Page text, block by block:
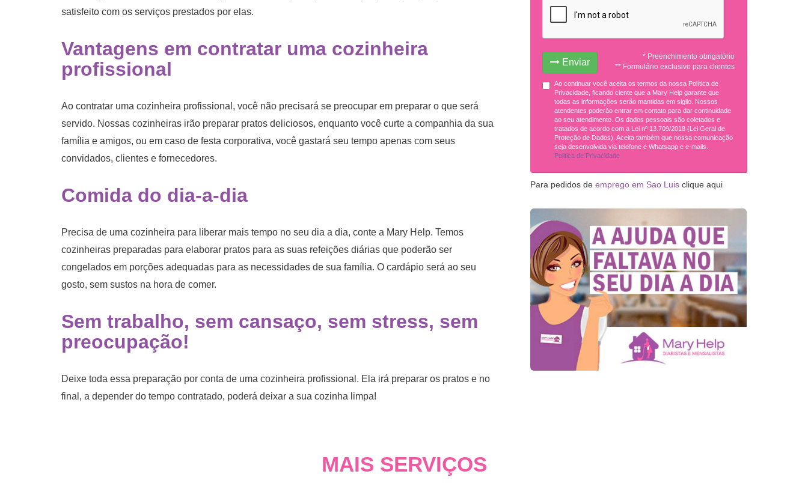
satisfeito com os serviços prestados por elas.
Vantagens em contratar uma cozinheira
profissional
Ao contratar uma cozinheira profissional, você não precisará se preocupar em preparar o que será
servido. Nossas cozinheiras irão preparar pratos deliciosos, enquanto você curte a companhia da sua
família e amigos, ou em caso de festa corporativa, você gastará seu tempo apenas com seus
convidados, clientes e fornecedores.
Comida do dia-a-dia
Precisa de uma cozinheira para liberar mais tempo no seu dia a dia, conte a Mary Help. Temos
cozinheiras preparadas para elaborar pratos para as suas refeições diárias que poderão ser
congelados em porções adequadas para as necessidades de sua família. O cardápio será ao seu
gosto, sem sustos na hora de comer.
Sem trabalho, sem cansaço, sem stress, sem
preocupação!
Deixe toda essa preparação por conta de uma cozinheira profissional. Ela irá preparar os pratos e no
final, a depender do tempo contratado, poderá deixar a sua cozinha limpa!
Enviar
* Preenchimento obrigatório
** Formulário exclusivo para clientes
Ao continuar você aceita os termos da nossa Política de
Privacidade, ficando ciente que a Mary Help garante que
todas as informações serão mantidas em sigilo. Nossos
atendentes poderão entrar em contato para dar continuidade
ao seu atendimento. Os dados pessoais são coletados e
tratados de acordo com a Lei nº 13.709/2018 (Lei Geral de
Proteção de Dados). Aceita também que nossa comunicação
seja desenvolvida via telefone e Whatsapp e e-mails.
Politica de Privacidade
Para pedidos de emprego em Sao Luis clique aqui
MAIS SERVIÇOS